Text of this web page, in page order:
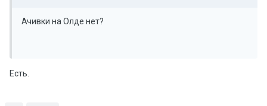
Ачивки на Олде нет?
Есть.